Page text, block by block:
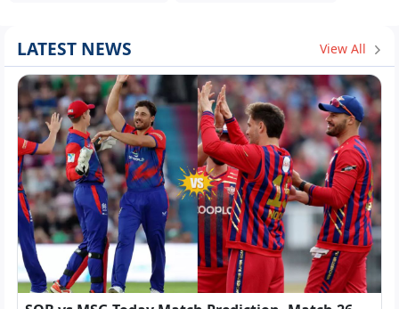
LATEST NEWS View All